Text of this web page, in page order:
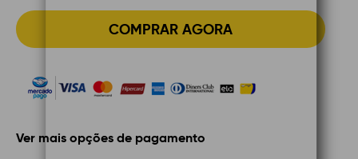
COMPRAR AGORA
Ver mais opções de pagamento